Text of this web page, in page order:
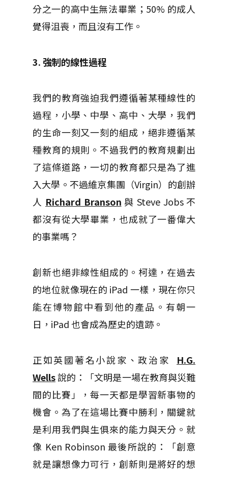
分之一的高中生無法畢業；50% 的成人
覺得沮喪，而且沒有工作。
3. 強制的線性過程
我們的教育強迫我們遵循著某種線性的
過程，小學、中學、高中、大學，我們
的生命一刻又一刻的組成，絕非遵循某
種教育的規則。不過我們的教育規劃出
了這條道路，一切的教育都只是為了進
入大學。不過維京集團（Virgin）的創辦
人 Richard Branson 與 Steve Jobs 不
都沒有從大學畢業，也成就了一番偉大
的事業嗎？
創新也絕非線性組成的。柯達，在過去
的地位就像現在的 iPad 一樣，現在你只
能在博物館中看到他的產品。有朝一
日，iPad 也會成為歷史的遺跡。
正如英國著名小說家、政治家 H.G.
Wells說的：「文明是一場在教育與災難
間的比賽」，每一天都是學習新事物的
機會。為了在這場比賽中勝利，關鍵就
是利用我們與生俱來的能力與天分。就
像 Ken Robinson 最後所說的：「創意
就是讓想像力可行，創新則是將好的想